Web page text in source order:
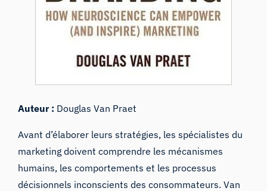
Auteur : Douglas Van Praet
Avant d’élaborer leurs stratégies, les spécialistes du
marketing doivent comprendre les mécanismes
humains, les comportements et les processus
décisionnels inconscients des consommateurs. Van